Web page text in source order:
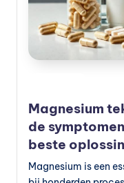
k
p
e
n
?
Magnesium
de
beste
Magnesium is een